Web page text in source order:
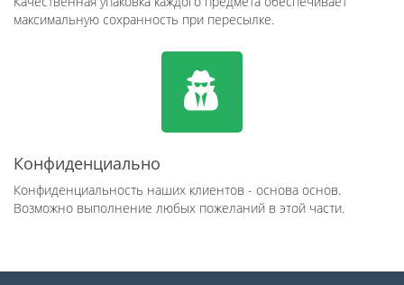
максимальную сохранность при пересылке.
Конфиденциально
Конфиденциальность наших клиентов - основа основ.
Возможно выполнение любых пожеланий в этой части.